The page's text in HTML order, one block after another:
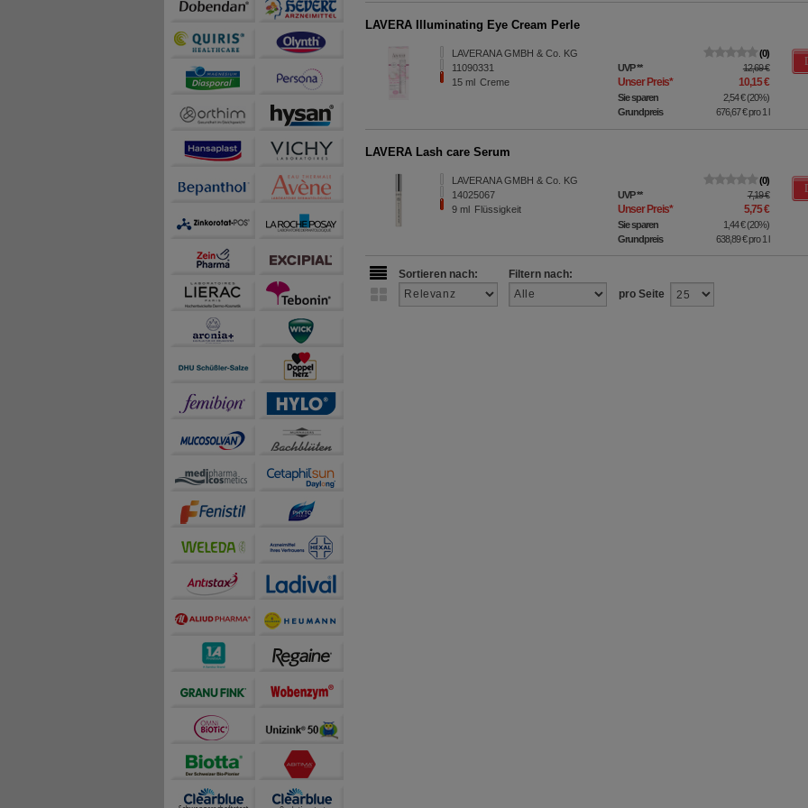
LAVERA Illuminating Eye Cream Perle
LAVERANA GMBH & Co. KG
11090331
15 ml Creme
0
UVP** 12,69 €
Unser Preis* 10,15 €
Sie sparen 2,54 €(20%)
Grundpreis
676,67 €pro 1 l
LAVERA Lash care Serum
LAVERANA GMBH & Co. KG
14025067
9 ml Flüssigkeit
0
UVP** 7,19 €
Unser Preis* 5,75 €
Sie sparen 1,44 €(20%)
Grundpreis
638,89 €pro 1 l
Sortieren nach:
Filtern nach:
pro Seite